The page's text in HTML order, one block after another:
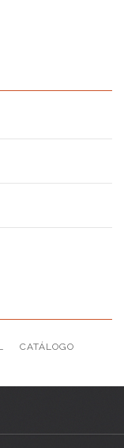
CATÁLOGO